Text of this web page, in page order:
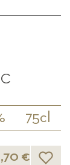
75cl
€ Lista